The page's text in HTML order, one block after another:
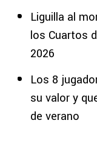
Liguilla al
los Cuartos
2026
Los 8
su valor y
de verano